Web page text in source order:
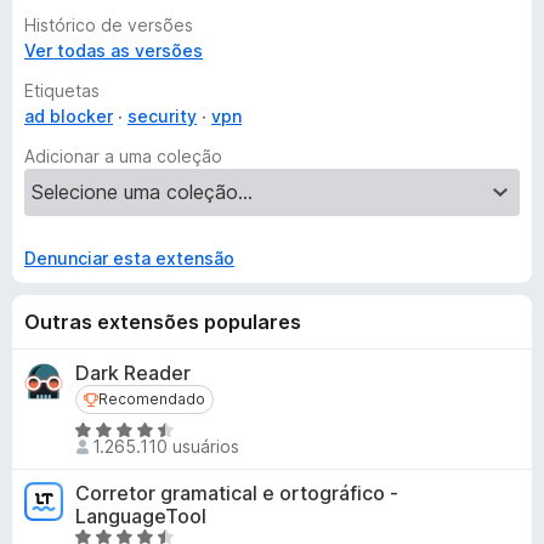
from the server's location, thus unlocking access to
restricted content and providing anonymity online.
Histórico de versões
Ver todas as versões
Etiquetas
ad blocker
security
vpn
Adicionar a uma coleção
Denunciar esta extensão
Outras extensões populares
Dark Reader
Recomendado
Recomendado
A
v
a
l
i
1.265.110 usuários
Corretor gramatical e ortográfico -
LanguageTool
A